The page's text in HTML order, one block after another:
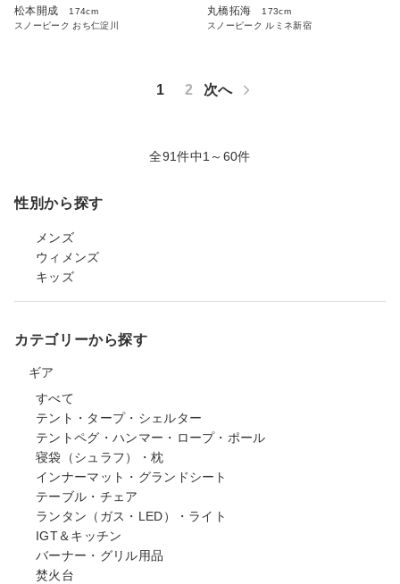
松本開成
174cm
スノーピーク おち仁淀川
丸橋拓海
173cm
スノーピーク ルミネ新宿
1 2 次へ
全91件中1～60件
性別から探す
メンズ
ウィメンズ
キッズ
カテゴリーから探す
ギア
すべて
テント・タープ・シェルター
テントペグ・ハンマー・ロープ・ポール
寝袋（シュラフ）・枕
インナーマット・グランドシート
テーブル・チェア
ランタン（ガス・LED）・ライト
IGT＆キッチン
バーナー・グリル用品
焚火台